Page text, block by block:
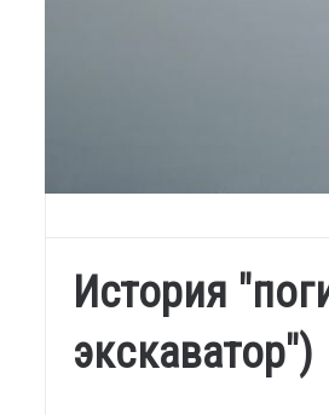
История
экскаватор")